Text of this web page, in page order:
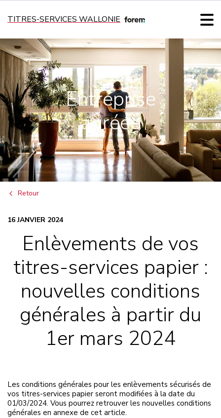
TITRES-SERVICES WALLONIE
Entreprise
agréée
Retour
16 JANVIER 2024
Enlèvements de vos
titres-services papier :
nouvelles conditions
générales à partir du
1er mars 2024
Les conditions générales pour les enlèvements sécurisés de
vos titres-services papier seront modifiées à la date du
01/03/2024. Vous pourrez retrouver les nouvelles conditions
générales en annexe de cet article.